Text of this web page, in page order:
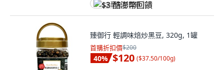
$3 酷澎幣回饋
臻御行 輕調味焙炒黑豆, 320g, 1罐
首購折扣價$200
40% $120 ($37.50/100g)